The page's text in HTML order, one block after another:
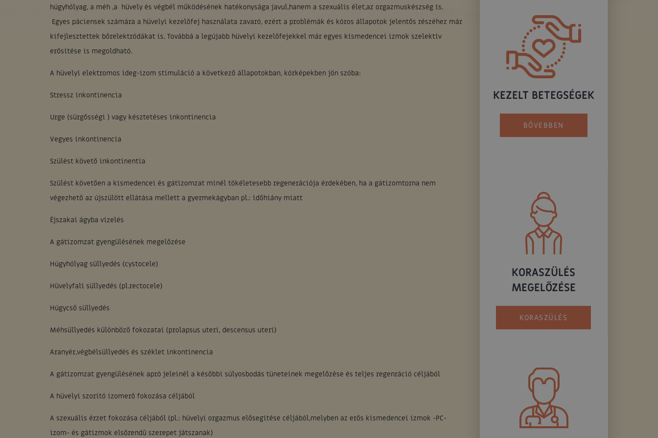
húgyhólyag, a méh ,a hüvely és végbél működésének hatékonysága javul,hanem a szexuális élet,az orgazmuskészség is.
Egyes páciensek számára a hüvelyi kezelőfej használata zavaró, ezért a problémák és kóros állapotok jelentős részéhez már
kifejlesztettek bőrelektródákat is. Továbbá a legújabb hüvelyi kezelőfejekkel már egyes kismedencei izmok szelektív
erősítése is megoldható.
A hüvelyi elektromos ideg-izom stimuláció a következő állapotokban, kórképekben jön szóba:
Stressz inkontinencia
Urge (sürgősségi ) vagy késztetéses inkontinencia
Vegyes inkontinencia
Szülést követő inkontinentia
Szülést követően a kismedencei és gátizomzat minél tökéletesebb regenerációja érdekében, ha a gátizomtorna nem
végezhető az újszülött ellátása mellett a gyermekágyban pl.: időhiány miatt
Éjszakai ágyba vizelés
A gátizomzat gyengülésének megelőzése
Húgyhólyag süllyedés (cystocele)
Hüvelyfali süllyedés (pl.rectocele)
Húgycső süllyedés
Méhsüllyedés különböző fokozatai (prolapsus uteri, descensus uteri)
Aranyér,végbélsüllyedés és széklet inkontinencia
A gátizomzat gyengülésének apró jeleinél a későbbi súlyosbodás tüneteinek megelőzése és teljes regenráció céljából
A hüvelyi szorító izomerő fokozása céljából
A szexuális érzet fokozása céljából (pl.: hüvelyi orgazmus elősegítése céljából,melyben az erős kismedencei izmok -PC-
izom- és gátizmok elsőrendű szerepet játszanak)
KEZELT BETEGSÉGEK
BŐVEBBEN
KORASZÜLÉS
MEGELŐZÉSE
KORASZÜLÉS